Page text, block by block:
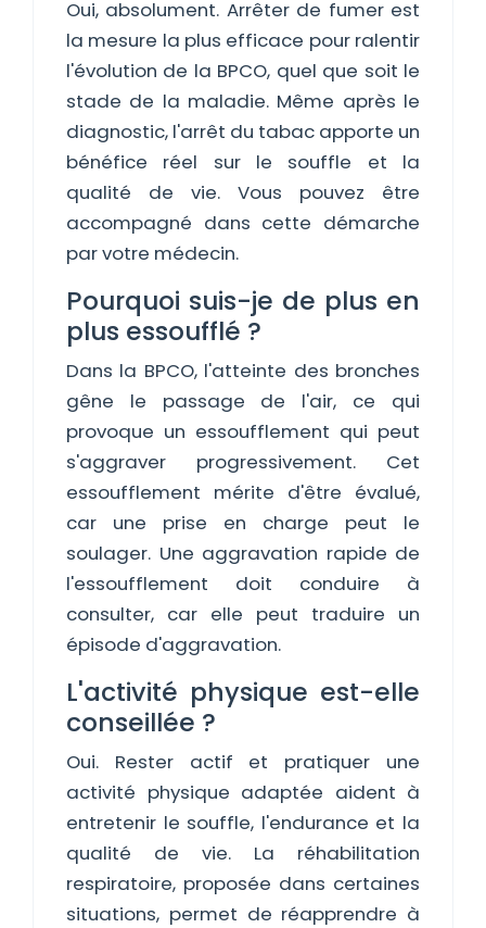
Oui, absolument. Arrêter de fumer est
la mesure la plus efficace pour ralentir
l'évolution de la BPCO, quel que soit le
stade de la maladie. Même après le
diagnostic, l'arrêt du tabac apporte un
bénéfice réel sur le souffle et la
qualité de vie. Vous pouvez être
accompagné dans cette démarche
par votre médecin.
Pourquoi suis-je de plus en
plus essoufflé ?
Dans la BPCO, l'atteinte des bronches
gêne le passage de l'air, ce qui
provoque un essoufflement qui peut
s'aggraver progressivement. Cet
essoufflement mérite d'être évalué,
car une prise en charge peut le
soulager. Une aggravation rapide de
l'essoufflement doit conduire à
consulter, car elle peut traduire un
épisode d'aggravation.
L'activité physique est-elle
conseillée ?
Oui. Rester actif et pratiquer une
activité physique adaptée aident à
entretenir le souffle, l'endurance et la
qualité de vie. La réhabilitation
respiratoire, proposée dans certaines
situations, permet de réapprendre à